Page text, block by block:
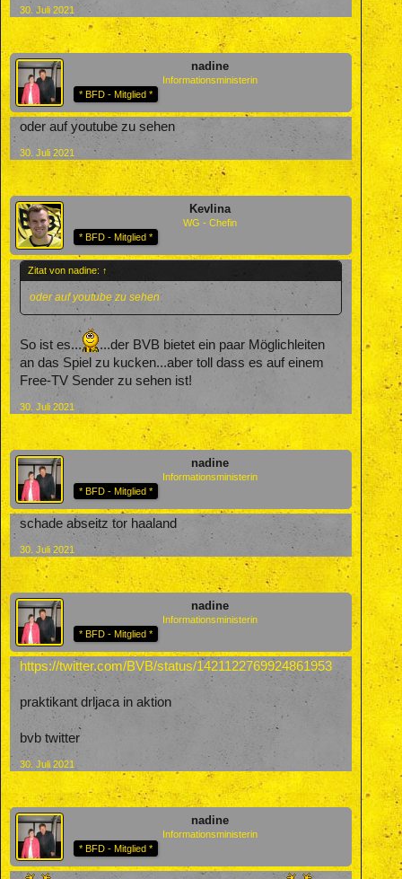
30. Juli 2021
nadine
Informationsministerin
* BFD - Mitglied *
oder auf youtube zu sehen
30. Juli 2021
Kevlina
WG - Chefin
* BFD - Mitglied *
Zitat von nadine: ↑
oder auf youtube zu sehen
So ist es...
...der BVB bietet ein paar Möglichleiten
an das Spiel zu kucken...aber toll dass es auf einem
Free-TV Sender zu sehen ist!
30. Juli 2021
nadine
Informationsministerin
* BFD - Mitglied *
schade abseitz tor haaland
30. Juli 2021
nadine
Informationsministerin
* BFD - Mitglied *
https://twitter.com/BVB/status/1421122769924861953
praktikant drljaca in aktion
bvb twitter
30. Juli 2021
nadine
Informationsministerin
* BFD - Mitglied *